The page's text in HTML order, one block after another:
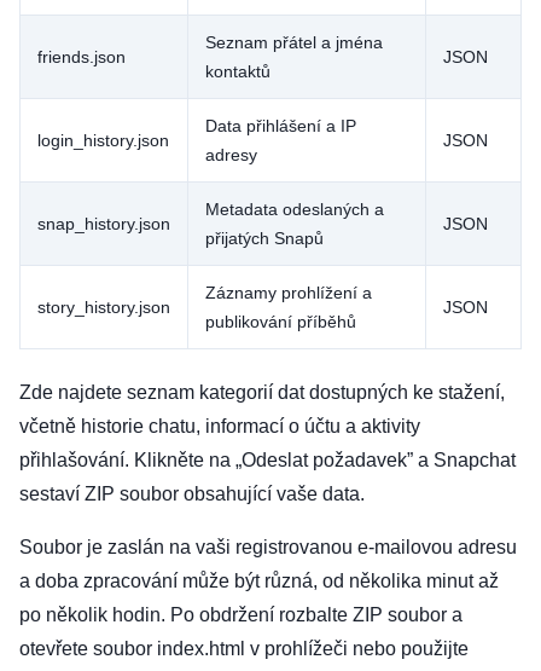
friends.json
Seznam přátel a jména
kontaktů
JSON
login_history.json
Data přihlášení a IP
adresy
JSON
snap_history.json
Metadata odeslaných a
přijatých Snapů
JSON
story_history.json
Záznamy prohlížení a
publikování příběhů
JSON
Zde najdete seznam kategorií dat dostupných ke stažení,
včetně historie chatu, informací o účtu a aktivity
přihlašování. Klikněte na „Odeslat požadavek” a Snapchat
sestaví ZIP soubor obsahující vaše data.
Soubor je zaslán na vaši registrovanou e-mailovou adresu
a doba zpracování může být různá, od několika minut až
po několik hodin. Po obdržení rozbalte ZIP soubor a
otevřete soubor index.html v prohlížeči nebo použijte